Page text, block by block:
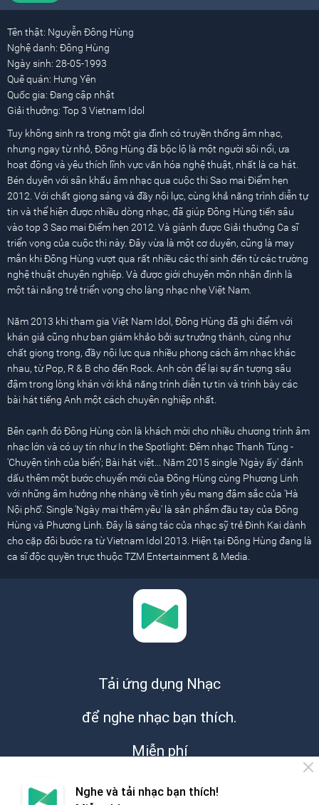
Tên thật: Nguyễn Đông Hùng
Nghệ danh: Đông Hùng
Ngày sinh: 28-05-1993
Quê quán: Hưng Yên
Quốc gia: Đang cập nhật
Giải thưởng: Top 3 Vietnam Idol
Tuy không sinh ra trong một gia đình có truyền thống âm nhạc,
nhưng ngay từ nhỏ, Đông Hùng đã bộc lộ là một người sôi nổi, ưa
hoạt động và yêu thích lĩnh vực văn hóa nghệ thuật, nhất là ca hát.
Bén duyên với sân khấu âm nhạc qua cuộc thi Sao mai Điểm hẹn
2012. Với chất giọng sáng và đầy nội lực, cùng khả năng trình diễn tự
tin và thể hiện được nhiều dòng nhạc, đã giúp Đông Hùng tiến sâu
vào top 3 Sao mai Điểm hẹn 2012. Và giành được Giải thưởng Ca sĩ
triển vọng của cuộc thi này. Đây vừa là một cơ duyên, cũng là may
mắn khi Đông Hùng vượt qua rất nhiều các thí sinh đến từ các trường
nghệ thuật chuyên nghiệp. Và được giới chuyên môn nhận định là
một tài năng trẻ triển vọng cho làng nhạc nhẹ Việt Nam.
Năm 2013 khi tham gia Việt Nam Idol, Đông Hùng đã ghi điểm với
khán giả cũng như ban giám khảo bởi sự trưởng thành, cùng như
chất giọng trong, đầy nội lực qua nhiều phong cách âm nhạc khác
nhau, từ Pop, R & B cho đến Rock. Anh còn để lại sự ấn tượng sâu
đậm trong lòng khán với khả năng trình diễn tự tin và trình bày các
bài hát tiếng Anh một cách chuyên nghiệp nhất.
Bên cạnh đó Đông Hùng còn là khách mời cho nhiều chương trình âm
nhạc lớn và có uy tín như In the Spotlight: Đêm nhạc Thanh Tùng -
'Chuyện tình của biển'; Bài hát việt... Năm 2015 single 'Ngày ấy' đánh
dấu thêm một bước chuyển mới của Đông Hùng cùng Phương Linh
với những âm hưởng nhẹ nhàng về tình yêu mang đậm sắc của 'Hà
Nội phố'. Single 'Ngày mai thêm yêu' là sản phẩm đầu tay của Đông
Hùng và Phương Linh. Đây là sáng tác của nhạc sỹ trẻ Đinh Kai dành
cho cặp đôi bước ra từ Vietnam Idol 2013. Hiện tại Đông Hùng đang là
ca sĩ độc quyền trực thuộc TZM Entertainment & Media.
Tải ứng dụng Nhạc
để nghe nhạc bạn thích.
Miễn phí
Nghe và tải nhạc bạn thích!